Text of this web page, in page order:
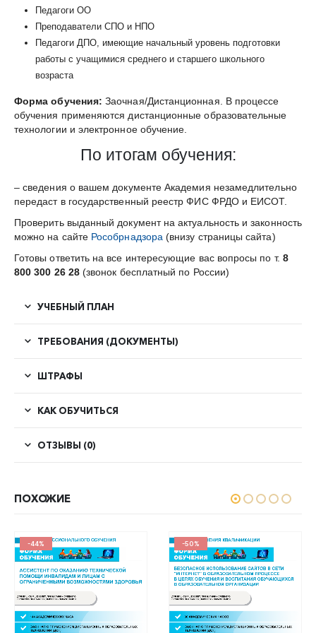
Педагоги ОО
Преподаватели СПО и НПО
Педагоги ДПО, имеющие начальный уровень подготовки
работы с учащимися среднего и старшего школьного
возраста
Форма обучения: Заочная/Дистанционная. В процессе
обучения применяются дистанционные образовательные
технологии и электронное обучение.
По итогам обучения:
– сведения о вашем документе Академия незамедлительно
передаст в государственный реестр ФИС ФРДО и ЕИСОТ.
Проверить выданный документ на актуальность и законность
можно на сайте Рособрнадзора (внизу страницы сайта)
Готовы ответить на все интересующие вас вопросы по т. 8
800 300 26 28(звонок бесплатный по России)
УЧЕБНЫЙ ПЛАН
ТРЕБОВАНИЯ (ДОКУМЕНТЫ)
ШТРАФЫ
КАК ОБУЧИТЬСЯ
ОТЗЫВЫ (0)
ПОХОЖИЕ
-44% -50%